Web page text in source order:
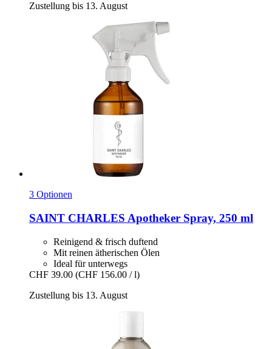
Zustellung bis 13. August
3 Optionen
SAINT CHARLES Apotheker Spray, 250 ml
Reinigend & frisch duftend
Mit reinen ätherischen Ölen
Ideal für unterwegs
CHF 39.00 (CHF 156.00 / l)
Zustellung bis 13. August